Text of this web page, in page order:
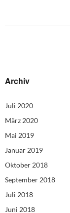
Archiv
Juli 2020
März 2020
Mai 2019
Januar 2019
Oktober 2018
September 2018
Juli 2018
Juni 2018